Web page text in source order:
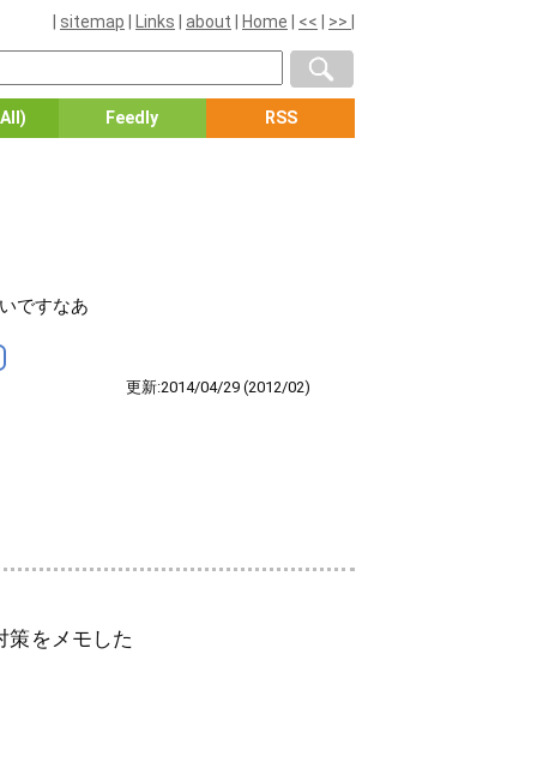
sitemap Links about Home << >>
Feedly RSS
ですなあ
更新:2014/04/29 (2012/02)
策をメモした